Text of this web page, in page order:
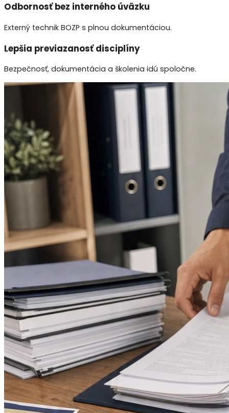
Odbornosť bez interného úväzku
Externý technik BOZP s plnou dokumentáciou.
Lepšia previazanosť disciplíny
Bezpečnosť, dokumentácia a školenia idú spoločne.